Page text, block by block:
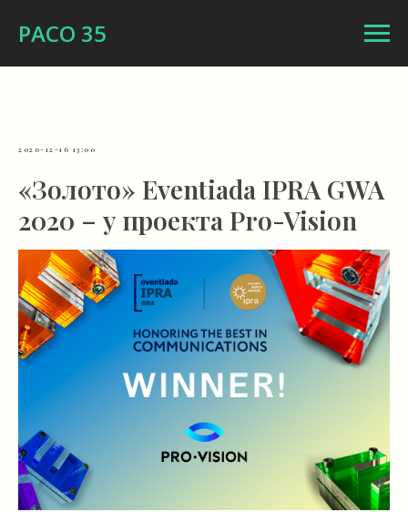
РАСО 35
2020-12-16 13:00
«Золото» Eventiada IPRA GWA
2020 – у проекта Pro-Vision